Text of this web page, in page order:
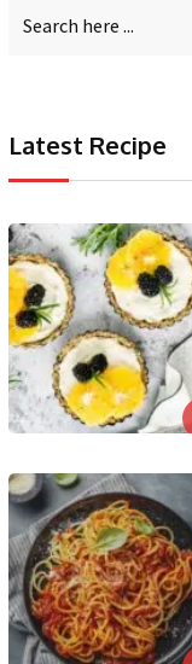
Latest Recipe